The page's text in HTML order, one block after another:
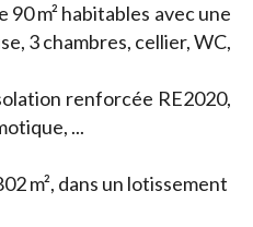
m² habitables avec une
3 chambres, cellier, WC,
renforcée RE2020,
...
m², dans un lotissement